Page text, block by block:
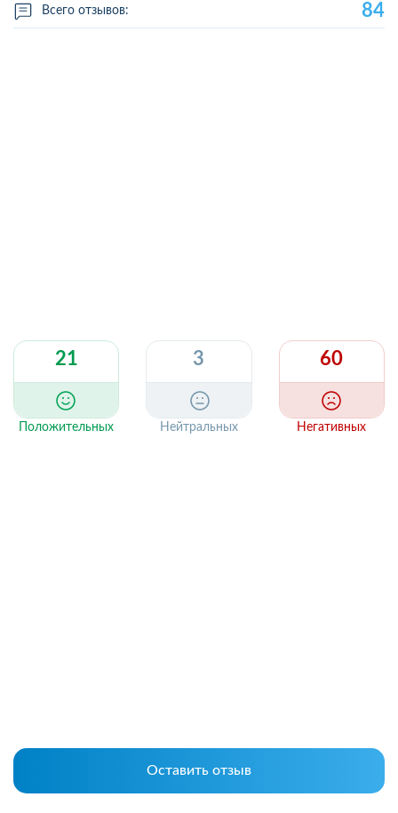
Всего отзывов: 84
21
Положительных
3
Нейтральных
60
Негативных
Оставить отзыв